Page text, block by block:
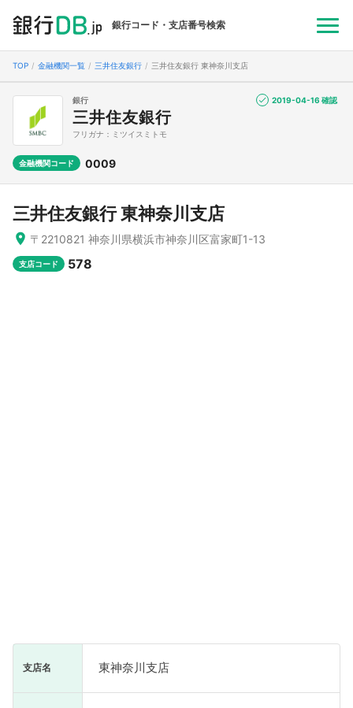
銀行コード・支店番号検索
TOP 金融機関一覧 三井住友銀行 三井住友銀行 東神奈川支店
銀行
三井住友銀行
フリガナ：ミツイスミトモ
金融機関コード 0009
2019-04-16 確認
三井住友銀行 東神奈川支店
〒2210821 神奈川県横浜市神奈川区富家町1-13
支店コード 578
支店名 東神奈川支店